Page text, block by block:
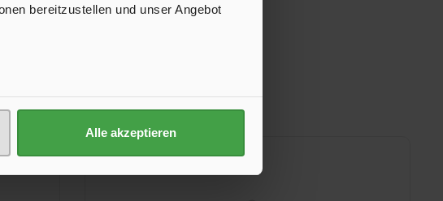
bereitzustellen und unser Angebot
Alle akzeptieren